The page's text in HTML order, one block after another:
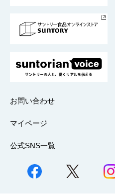
採用情報
お問い合わせ
マイページ
公式SNS一覧